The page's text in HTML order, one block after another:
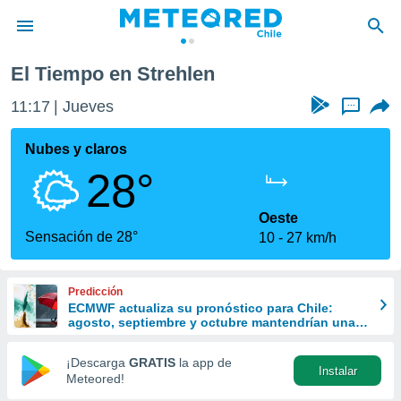
de
por
que se
calidad.
a este
las
y
forma
digital
basada
El Tiempo en Strehlen
11:17 Jueves ...
Nubes y claros
28°
Sensación de 28°
Oeste
10
27 km/h
Predicción
ECMWF actualiza su pronóstico para Chile:
agosto, septiembre y octubre mantendrían una
¡Descarga GRATIS la app de
Meteored!
Instalar